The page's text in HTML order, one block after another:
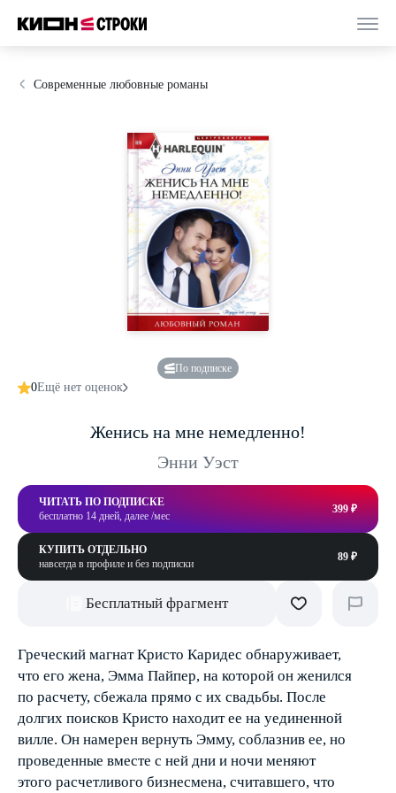
Современные любовные романы
По подписке
0Ещё нет оценок
Женись на мне немедленно!
Энни Уэст
ЧИТАТЬ ПО ПОДПИСКЕ
бесплатно 14 дней, далее /мес
399 ₽
КУПИТЬ ОТДЕЛЬНО
навсегда в профиле и без подписки
89 ₽
Бесплатный фрагмент
Греческий магнат Кристо Каридес обнаруживает,
что его жена, Эмма Пайпер, на которой он женился
по расчету, сбежала прямо с их свадьбы. После
долгих поисков Кристо находит ее на уединенной
вилле. Он намерен вернуть Эмму, соблазнив ее, но
проведенные вместе с ней дни и ночи меняют
этого расчетливого бизнесмена, считавшего, что